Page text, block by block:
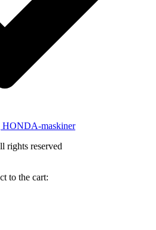
HONDA-maskiner
rights reserved
to the cart: